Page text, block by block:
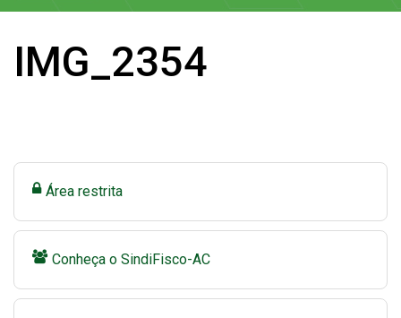
IMG_2354
Área restrita
Conheça o SindiFisco-AC